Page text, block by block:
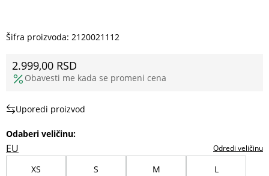
Šifra proizvoda: 2120021112
2.999,00 RSD
Obavesti me kada se promeni cena
Uporedi proizvod
Odaberi veličinu:
EU Odredi veličinu
XS S M L